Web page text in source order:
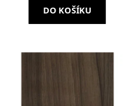
DO KOŠÍKU